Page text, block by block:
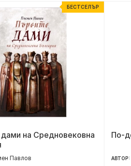
БЕСТСЕЛЪР
на Средновековна
Павлов
По-
АВТОР: